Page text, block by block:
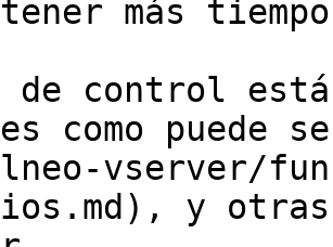
más
control está
como
vserver/
y